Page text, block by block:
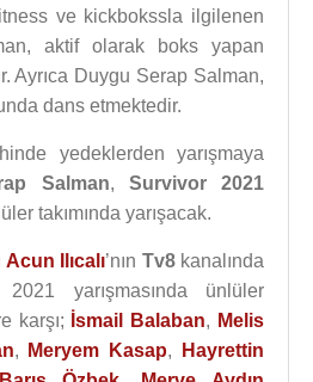
ve kickbokssla ilgilenen
aktif olarak boks yapan
Ayrıca Duygu Serap Salman,
dans etmektedir.
yedeklerden yarışmaya
Salman, Survivor 2021
takımında yarışacak.
Acun Ilıcalı’nın Tv8kanalında
yarışmasında ünlüler
karşı; İsmail Balaban, Melis
, Meryem Kasap,
Hayrettin